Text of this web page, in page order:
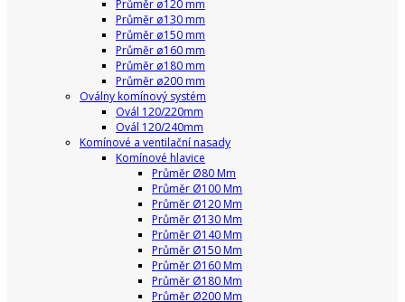
Průměr ø120 mm
Průměr ø130 mm
Průměr ø150 mm
Průměr ø160 mm
Průměr ø180 mm
Průměr ø200 mm
Oválny komínový systém
Ovál 120/220mm
Ovál 120/240mm
Komínové a ventilační nasady
Komínové hlavice
Průměr Ø80 Mm
Průměr Ø100 Mm
Průměr Ø120 Mm
Průměr Ø130 Mm
Průměr Ø140 Mm
Průměr Ø150 Mm
Průměr Ø160 Mm
Průměr Ø180 Mm
Průměr Ø200 Mm